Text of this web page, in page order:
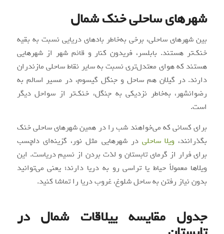
شهرهای ساحلی خنک شمال
بین شهرهای ساحلی، برخی به‌خاطر بادهای دریایی نسبت به بقیه
خنک‌تر هستند. بابلسر، فریدون‌ کنار و قائم‌ شهر از شهرهایی
هستند که هوای معتدل‌تری نسبت به سایر نقاط ساحلی مازندران
دارند. در گیلان هم ساحل و جنگل گیسوم، در مسیر اسالم به
رضوانشهر، به‌خاطر نزدیکی به جنگل، خنک‌تر از سواحل دیگر
است.
برای کسانی که می‌خواهند شب را در همین شهرهای ساحلی خنک
بگذرانند، ویلا ساحلی در شهرهایی مثل نور، گزینه‌ای دلچسب
برای فرار از گرمای تابستان و لذت بردن از نسیم دریاست. این
ویلاها معمولاً حیاط یا تراسی رو به دریا دارند؛ یعنی می‌توانید
بدون نیاز رفتن به ساحل شلوغ، غروب دریا را تماشا کنید.
جدول مقایسه ییلاقات شمال در